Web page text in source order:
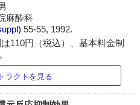
麻酔科
55-55, 1992.
110円（税込）、基本料金制
ラクトを見る